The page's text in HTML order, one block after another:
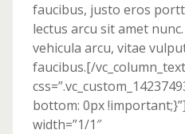
faucibus, justo eros
lectus arcu sit amet
vehicula arcu, vitae
faucibus.[/
bottom: 0px
width=”1/1″